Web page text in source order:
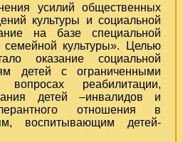
усилий общественных
культуры и социальной
на базе специальной
семейной культуры». Целью
оказание социальной
детей с ограниченными
реабилитации,
детей –инвалидов и
отношения в
воспитывающим детей-